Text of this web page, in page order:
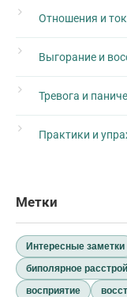
Отношения и
Выгорание и
Тревога и
Практики и
Метки
Интересные заметки
биполярное
восприятие